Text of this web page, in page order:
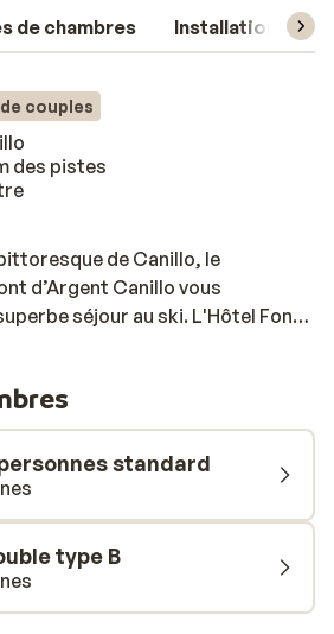
de chambres Installations
couples
des pistes
de Canillo, le
d’Argent Canillo vous
séjour au ski. L'Hôtel Font
à seulement quelques
En 20 minutes de route,
à Caldea et son quartier
dans de jolies
et spacieuses. Elles disposent
Vous pourrez y passer de
après vous être bien dépensés
Pour vous détendre après une
le centre de bien-être de
standard
type B